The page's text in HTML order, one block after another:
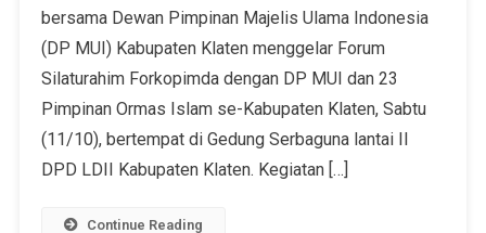
bersama Dewan Pimpinan Majelis Ulama Indonesia
(DP MUI) Kabupaten Klaten menggelar Forum
Silaturahim Forkopimda dengan DP MUI dan 23
Pimpinan Ormas Islam se-Kabupaten Klaten, Sabtu
(11/10), bertempat di Gedung Serbaguna lantai II
DPD LDII Kabupaten Klaten. Kegiatan […]
Continue Reading